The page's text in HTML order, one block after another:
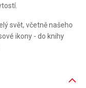
svět, včetně našeho
ikony - do knihy